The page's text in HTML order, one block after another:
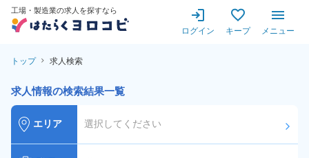
工場・製造業の求人を探すなら
ログイン キープ メニュー
トップ 求人検索
求人情報の検索結果一覧
エリア 選択してください arrow_forward_ios